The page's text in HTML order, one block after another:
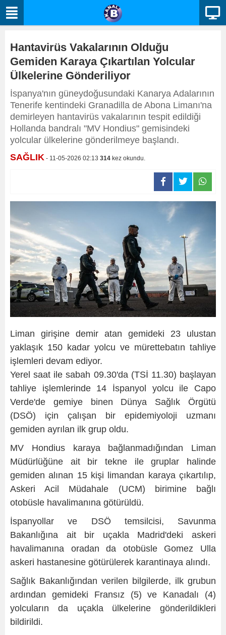
Hantavirüs Vakalarının Olduğu
Gemiden Karaya Çıkartılan Yolcular
Ülkelerine Gönderiliyor
İspanya'nın güneydoğusundaki Kanarya Adalarının
Tenerife kentindeki Granadilla de Abona Limanı'na
demirleyen hantavirüs vakalarının tespit edildiği
Hollanda bandralı "MV Hondius" gemisindeki
yolcular ülkelerine gönderilmeye başlandı.
SAĞLIK - 11-05-2026 02:13 314 kez okundu.
Liman girişine demir atan gemideki 23 ulustan
yaklaşık 150 kadar yolcu ve mürettebatın tahliye
işlemleri devam ediyor.
Yerel saat ile sabah 09.30'da (TSİ 11.30) başlayan
tahliye işlemlerinde 14 İspanyol yolcu ile Capo
Verde'de gemiye binen Dünya Sağlık Örgütü
(DSÖ) için çalışan bir epidemiyoloji uzmanı
gemiden ayrılan ilk grup oldu.
MV Hondius karaya bağlanmadığından Liman
Müdürlüğüne ait bir tekne ile gruplar halinde
gemiden alınan 15 kişi limandan karaya çıkartılıp,
Askeri Acil Müdahale (UCM) birimine bağlı
otobüsle havalimanına götürüldü.
İspanyollar ve DSÖ temsilcisi, Savunma
Bakanlığına ait bir uçakla Madrid'deki askeri
havalimanına oradan da otobüsle Gomez Ulla
askeri hastanesine götürülerek karantinaya alındı.
Sağlık Bakanlığından verilen bilgilerde, ilk grubun
ardından gemideki Fransız (5) ve Kanadalı (4)
yolcuların da uçakla ülkelerine gönderildikleri
bildirildi.